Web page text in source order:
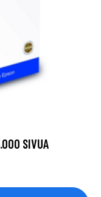
SIVUA